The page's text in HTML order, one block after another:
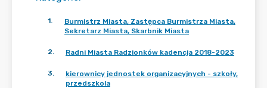
1.
Burmistrz Miasta, Zastępca Burmistrza Miasta,
Sekretarz Miasta, Skarbnik Miasta
2. Radni Miasta Radzionków kadencja 2018-2023
3.
kierownicy jednostek organizacyjnych - szkoły,
przedszkola